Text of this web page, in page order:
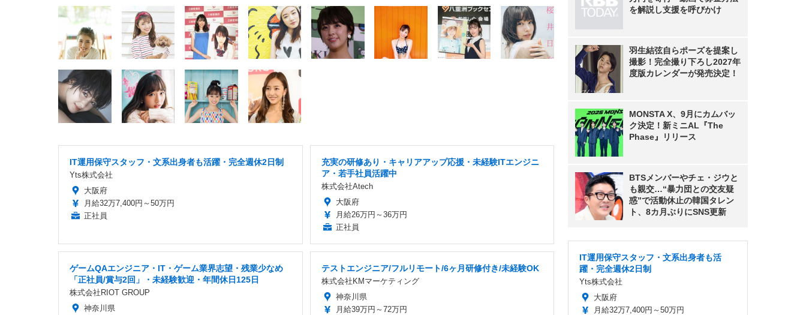
IT運用保守スタッフ・文系出身者も活躍・完全週休2日制
Yts株式会社
大阪府
月給32万7,400円～50万円
正社員
充実の研修あり・キャリアアップ応援・未経験ITエンジニ
ア・若手社員活躍中
株式会社Atech
大阪府
月給26万円～36万円
正社員
ゲームQAエンジニア・IT・ゲーム業界志望・残業少なめ
「正社員/賞与2回」・未経験歓迎・年間休日125日
株式会社RIOT GROUP
神奈川県
テストエンジニア/フルリモート/6ヶ月研修付き/未経験OK
株式会社KMマーケティング
神奈川県
月給39万円～72万円
を解説し支援を呼びかけ
羽生結弦自らポーズを提案し
撮影！完全撮り下ろし2027年
度版カレンダーが発売決定！
MONSTA X、9月にカムバッ
ク決定！新ミニAL『The
Phase』リリース
BTSメンバーやチェ・ジウと
も親交…“暴力団との交友疑
惑”で活動休止の韓国タレン
ト、8カ月ぶりにSNS更新
IT運用保守スタッフ・文系出身者も活
躍・完全週休2日制
Yts株式会社
大阪府
月給32万7,400円～50万円